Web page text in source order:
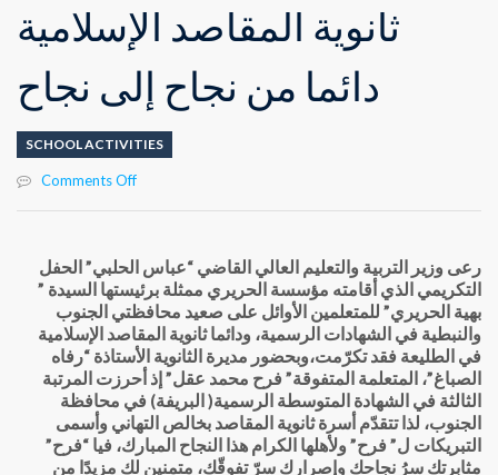
ثانوية المقاصد الإسلامية
دائما من نجاح إلى نجاح
SCHOOL ACTIVITIES
Comments Offon
دائما
من
نجاح
إلى
نجاح
رعى وزير التربية والتعليم العالي القاضي “عباس الحلبي” الحفل
التكريمي الذي أقامته مؤسسة الحريري ممثلة برئيستها السيدة ”
بهية الحريري” للمتعلمين الأوائل على صعيد محافظتي الجنوب
والنبطية في الشهادات الرسمية، ودائما ثانوية المقاصد الإسلامية
في الطليعة فقد تكرّمت،وبحضور مديرة الثانوية الأستاذة “رفاه
الصباغ”، المتعلمة المتفوقة” فرح محمد عقل” إذ أحرزت المرتبة
الثالثة في الشهادة المتوسطة الرسمية( البريفة) في محافظة
الجنوب، لذا تتقدّم أسرة ثانوية المقاصد بخالص التهاني وأسمى
التبريكات ل” فرح” ولأهلها الكرام هذا النجاح المبارك، فيا “فرح”
مثابرتكِ سرُ نجاحك وإصراركِ سرّ تفوقّكِ، متمنين لكِ مزيدًا من